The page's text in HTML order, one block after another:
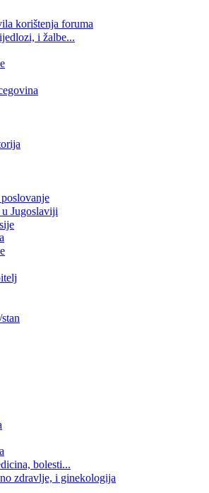
korištenja foruma
i žalbe...
Jugoslaviji
bolesti...
zdravlje, i ginekologija